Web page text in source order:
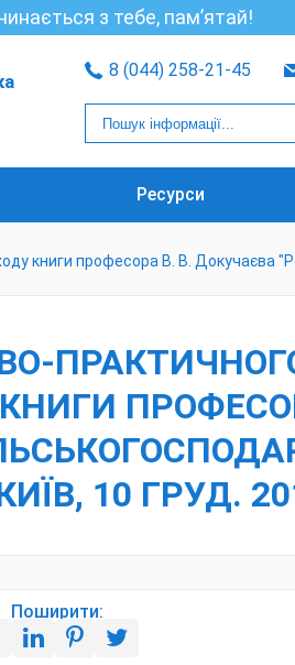
з тебе, пам’ятай!
8 (044) 258-21-45
Ресурси
книги професора В. В. Докучаєва
10 ГРУД.
Поширити: